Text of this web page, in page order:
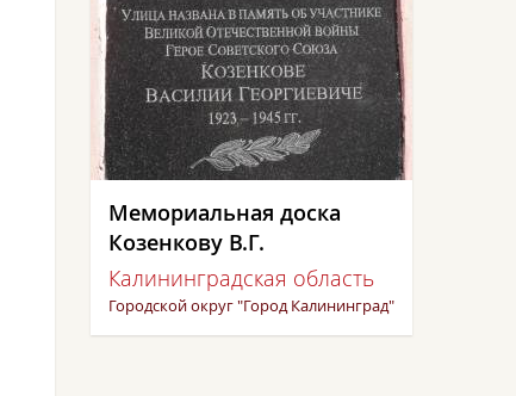
Мемориальная доска
Козенкову В.Г.
Калининградская область
Городской округ "Город Калининград"